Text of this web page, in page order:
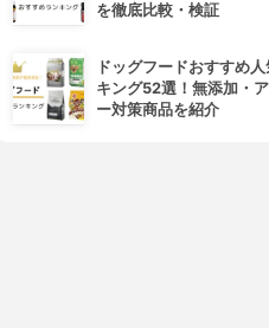
を徹底比較・検証
ドッグフードおすすめ
キング52選！無添加・
ー対策商品を紹介